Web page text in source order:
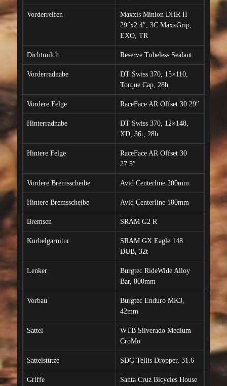
Vorderreifen
Maxxis Minion DHR II
29″x2.4″, 3C MaxxGrip,
EXO, TR
Dichtmilch Reserve Tubeless Sealant
Vorderradnabe
DT Swiss 370, 15×110,
Torque Cap, 28h
Vordere Felge RaceFace AR Offset 30 29″
Hinterradnabe
DT Swiss 370, 12×148,
XD, 36t, 28h
Hintere Felge
RaceFace AR Offset 30
27.5″
Vordere Bremsscheibe Avid Centerline 200mm
Hintere Bremsscheibe Avid Centerline 180mm
Bremsen SRAM G2 R
Kurbelgarnitur
SRAM GX Eagle 148
DUB, 32t
Lenker
Burgtec RideWide Alloy
Bar, 800mm
Vorbau
Burgtec Enduro MK3,
42mm
Sattel
WTB Silverado Medium
CroMo
Sattelstütze SDG Tellis Dropper, 31.6
Griffe
Santa Cruz Bicycles House